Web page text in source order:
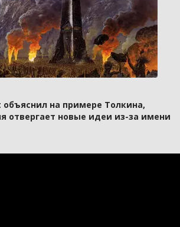
объяснил на примере Толкина,
отвергает новые идеи из-за имени